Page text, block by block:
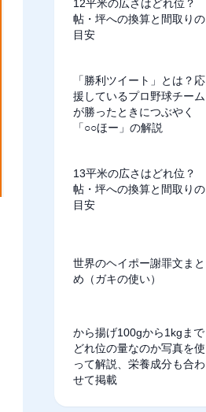
12平米の広さはどれ位？
帖・坪への換算と間取りの
目安
「勝利ツイート」とは？応
援しているプロ野球チーム
が勝ったときにつぶやく
「○○ほー」の解説
13平米の広さはどれ位？
帖・坪への換算と間取りの
目安
世界のヘイポー謝罪文まと
め（ガキの使い）
から揚げ100gから1kgまで
どれ位の量なのか写真を使
って解説、栄養成分も合わ
せて掲載